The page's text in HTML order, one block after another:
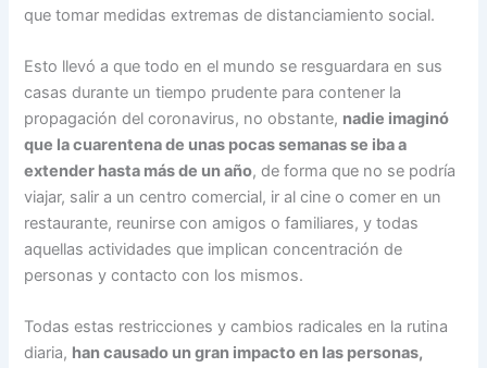
que tomar medidas extremas de distanciamiento social.
Esto llevó a que todo en el mundo se resguardara en sus
casas durante un tiempo prudente para contener la
propagación del coronavirus, no obstante, nadie imaginó
que la cuarentena de unas pocas semanas se iba a
extender hasta más de un año, de forma que no se podría
viajar, salir a un centro comercial, ir al cine o comer en un
restaurante, reunirse con amigos o familiares, y todas
aquellas actividades que implican concentración de
personas y contacto con los mismos.
Todas estas restricciones y cambios radicales en la rutina
diaria, han causado un gran impacto en las personas,